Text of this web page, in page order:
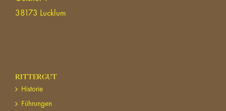
38173 Lucklum
RITTERGUT
Historie
Führungen